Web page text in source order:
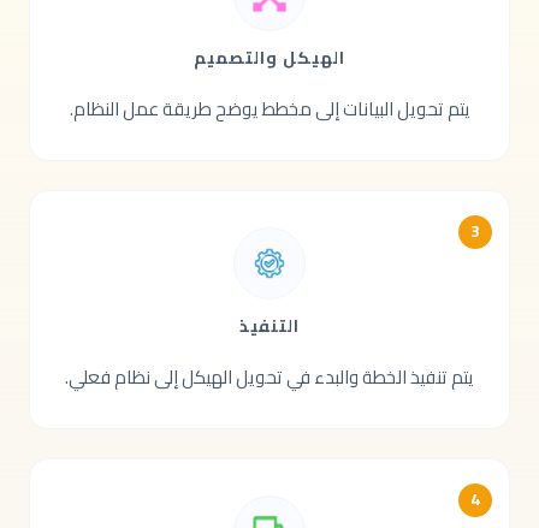
الهيكل والتصميم
يتم تحويل البيانات إلى مخطط يوضح طريقة عمل النظام.
التنفيذ
3
يتم تنفيذ الخطة والبدء في تحويل الهيكل إلى نظام فعلي.
4